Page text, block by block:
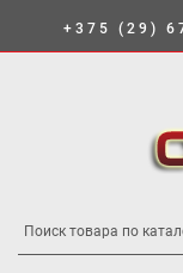
+375 (29)